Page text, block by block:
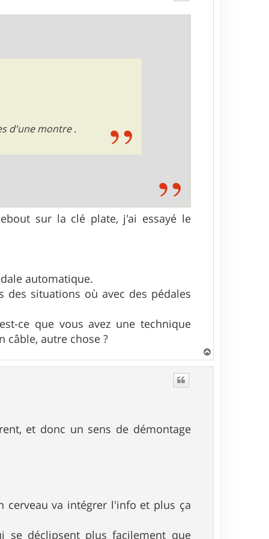
d'une montre .
sur la clé plate, j'ai essayé le
automatique.
situations où avec des pédales
ce que vous avez une technique
câble, autre chose ?
a
et donc un sens de démontage
cerveau va intégrer l'info et plus ça
se déclipsent plus facilement que